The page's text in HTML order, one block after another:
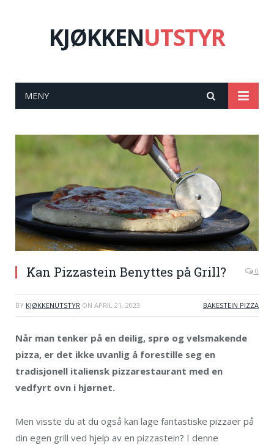
KJØKKENUTSTYR
MENY
Kan Pizzastein Benyttes på Grill? 0
BY KJØKKENUTSTYR ON APRIL 21, 2023 BAKESTEIN PIZZA
Når man tenker på en deilig, sprø og velsmakende
pizza, er det ikke uvanlig å forestille seg en
tradisjonell italiensk pizzarestaurant med en
vedfyrt ovn i hjørnet.
Men visste du at du også kan lage fantastiske pizzaer på
din egen grill ved hjelp av en pizzastein? I denne